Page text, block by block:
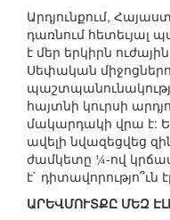
Արդյունքում,
դառնում հետեւյալ
է մեր երկիրն
Սեփական
հայտնի կուրսի
մակարդակի վրա է:
ավելի նվազեցվեց
ժամկետը ¼-ով
է` դիտավորությո՞ւն
ԱՐԵՎՄՈՒՏՔԸ ՄԵԶ